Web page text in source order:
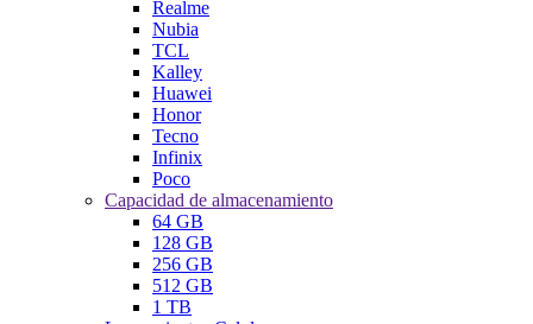
Realme
Nubia
TCL
Kalley
Huawei
Honor
Tecno
Infinix
Poco
Capacidad de almacenamiento
64 GB
128 GB
256 GB
512 GB
1 TB